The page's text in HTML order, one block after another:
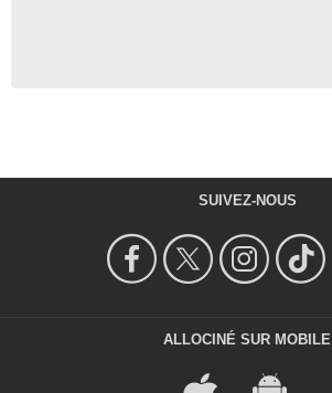
SUIVEZ-NOUS
ALLOCINÉ SUR MOBILE